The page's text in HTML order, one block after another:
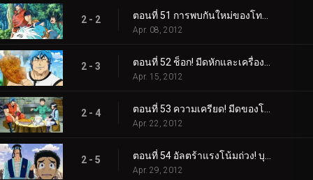
2 - 2
Apr. 08, 2012
2 - 3
Apr. 15, 2012
2 - 4
Apr. 22, 2012
2 - 5
Apr. 29, 2012